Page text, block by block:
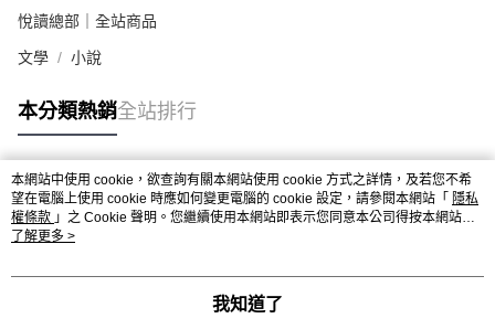
悅讀總部｜全站商品
文學 小說
本分類熱銷全站排行
熱門標籤
本網站中使用 cookie，欲查詢有關本網站使用 cookie 方式之詳情，及若您不希
望在電腦上使用 cookie 時應如何變更電腦的 cookie 設定，請參閱本網站「 隱私
權條款 」之 Cookie 聲明。您繼續使用本網站即表示您同意本公司得按本網站使
用條款之 Cookie 聲明使用 cookie。
了解更多 >
我知道了